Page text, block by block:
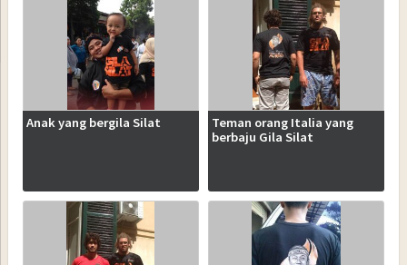
Anak yang bergila Silat
Teman orang Italia yang
berbaju Gila Silat